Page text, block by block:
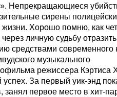
Непрекращающиеся
сирены
Хорошо помню, как
личную судьбу
средствами современного
музыкального
режиссера Кэртиса
За первый уик-энд
первое место в хит-